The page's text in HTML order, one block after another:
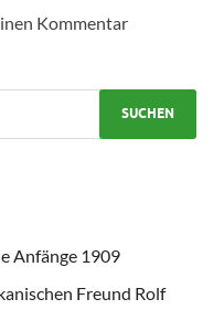
Kommentar
Anfänge 1909
Freund Rolf